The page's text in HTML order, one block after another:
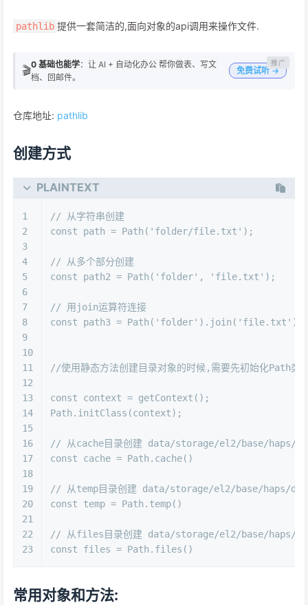
pathlib 提供一套简洁的,面向对象的api调用来操作文件.
🎬0 基础也能学：让 AI + 自动化办公 帮你做表、写文
档、回邮件。
免费试听 →
仓库地址: pathlib
创建方式
PLAINTEXT
1
2
3
4
5
6
7
8
9
10
11
12
13
14
15
16
17
18
19
20
21
22
23
// 从字符串创建
const path = Path('folder/file.txt');
// 从多个部分创建
const path2 = Path('folder', 'file.txt');
// 用join运算符连接
const path3 = Path('folder').join('file.txt');
//使用静态方法创建目录对象的时候,需要先初始化Path
const context = getContext();
Path.initClass(context);
// 从cache目录创建 data/storage/el2/base/haps/
const cache = Path.cache()
// 从temp目录创建 data/storage/el2/base/haps/
const temp = Path.temp()
// 从files目录创建 data/storage/el2/base/haps/
const files = Path.files()
常用对象和方法: